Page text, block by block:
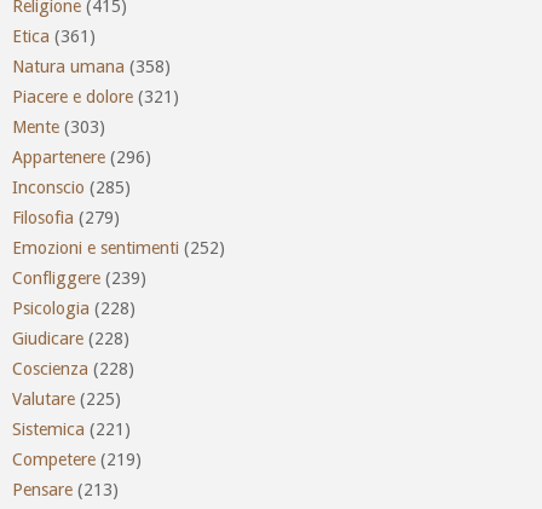
Religione (415)
Etica (361)
Natura umana (358)
Piacere e dolore (321)
Mente (303)
Appartenere (296)
Inconscio (285)
Filosofia (279)
Emozioni e sentimenti (252)
Confliggere (239)
Psicologia (228)
Giudicare (228)
Coscienza (228)
Valutare (225)
Sistemica (221)
Competere (219)
Pensare (213)